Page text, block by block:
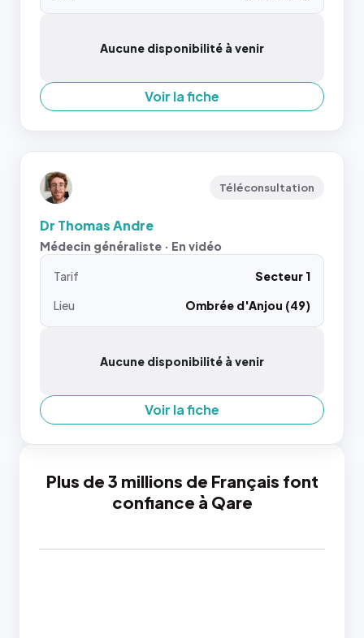
Aucune disponibilité à venir
Voir la fiche
Téléconsultation
Dr Thomas Andre
Médecin généraliste · En vidéo
Tarif
Secteur 1
Lieu
Ombrée d'Anjou (49)
Aucune disponibilité à venir
Voir la fiche
Plus de 3 millions de Français font
confiance à Qare